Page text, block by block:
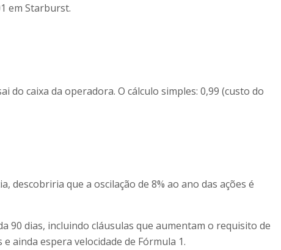
em Starburst.
do caixa da operadora. O cálculo simples: 0,99 (custo do
descobriria que a oscilação de 8% ao ano das ações é
90 dias, incluindo cláusulas que aumentam o requisito de
ainda espera velocidade de Fórmula 1.